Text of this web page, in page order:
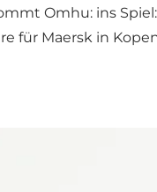
Omhu: ins
für Maersk in